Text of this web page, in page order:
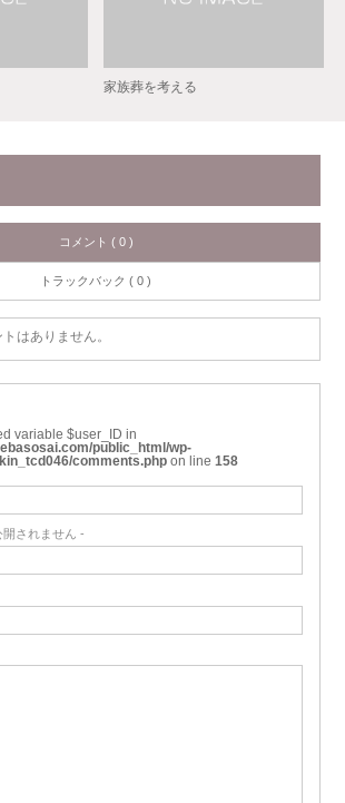
家族葬を考える
コメント ( 0 )
トラックバック ( 0 )
はありません。
variable $user_ID in
public_html/wp-
comments.php on line 158
されません -